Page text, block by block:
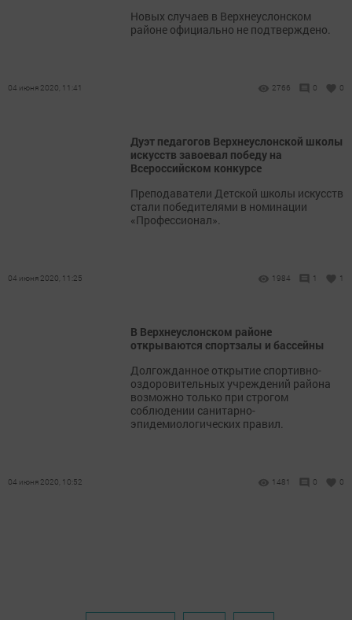
Новых случаев в Верхнеуслонском
районе официально не подтверждено.
04 июня 2020, 11:41 2766 0 0
Дуэт педагогов Верхнеуслонской школы
искусств завоевал победу на
Всероссийском конкурсе
Преподаватели Детской школы искусств
стали победителями в номинации
«Профессионал».
04 июня 2020, 11:25 1984 1 1
В Верхнеуслонском районе
открываются спортзалы и бассейны
Долгожданное открытие спортивно-
оздоровительных учреждений района
возможно только при строгом
соблюдении санитарно-
эпидемиологических правил.
04 июня 2020, 10:52 1481 0 0